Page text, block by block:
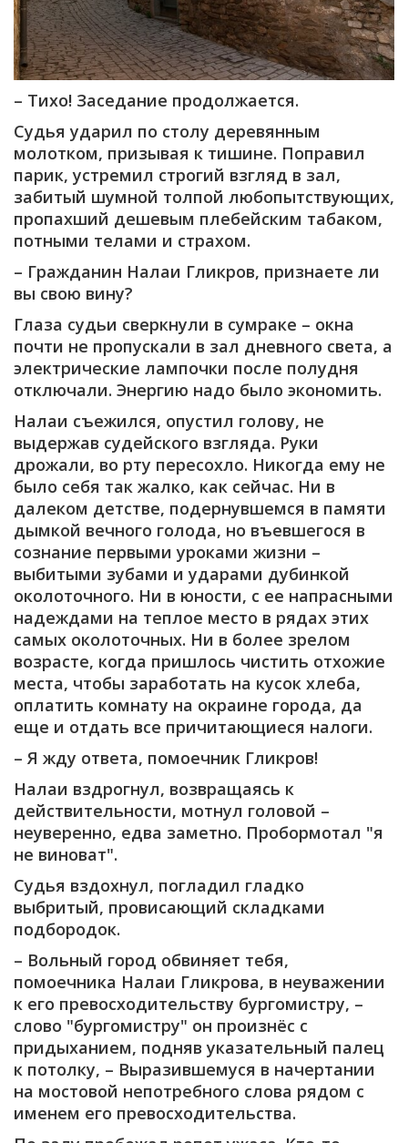
– Тихо! Заседание продолжается.
Судья ударил по столу деревянным
молотком, призывая к тишине. Поправил
парик, устремил строгий взгляд в зал,
забитый шумной толпой любопытствующих,
пропахший дешевым плебейским табаком,
потными телами и страхом.
– Гражданин Налаи Гликров, признаете ли
вы свою вину?
Глаза судьи сверкнули в сумраке – окна
почти не пропускали в зал дневного света, а
электрические лампочки после полудня
отключали. Энергию надо было экономить.
Налаи съежился, опустил голову, не
выдержав судейского взгляда. Руки
дрожали, во рту пересохло. Никогда ему не
было себя так жалко, как сейчас. Ни в
далеком детстве, подернувшемся в памяти
дымкой вечного голода, но въевшегося в
сознание первыми уроками жизни –
выбитыми зубами и ударами дубинкой
околоточного. Ни в юности, с ее напрасными
надеждами на теплое место в рядах этих
самых околоточных. Ни в более зрелом
возрасте, когда пришлось чистить отхожие
места, чтобы заработать на кусок хлеба,
оплатить комнату на окраине города, да
еще и отдать все причитающиеся налоги.
– Я жду ответа, помоечник Гликров!
Налаи вздрогнул, возвращаясь к
действительности, мотнул головой –
неуверенно, едва заметно. Пробормотал "я
не виноват".
Судья вздохнул, погладил гладко
выбритый, провисающий складками
подбородок.
– Вольный город обвиняет тебя,
помоечника Налаи Гликрова, в неуважении
к его превосходительству бургомистру, –
слово "бургомистру" он произнёс с
придыханием, подняв указательный палец
к потолку, – Выразившемуся в начертании
на мостовой непотребного слова рядом с
именем его превосходительства.